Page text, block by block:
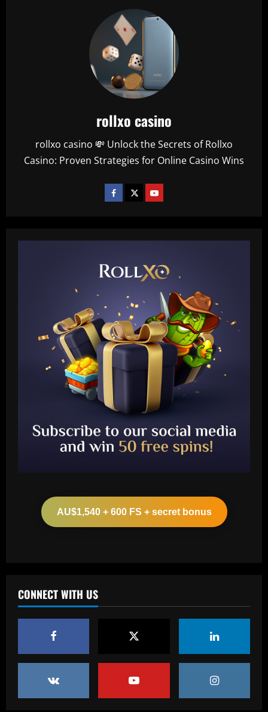
rollxo casino
rollxo casino 💸 Unlock the Secrets of Rollxo
Casino: Proven Strategies for Online Casino Wins
AU$1,540 + 600 FS + secret bonus
CONNECT WITH US
2
mistake by signing £51m "machine"
3
Revealed: Antonio Conte's long list of
demands to stay on as Napoli manager
despite leading club to verge of Serie A